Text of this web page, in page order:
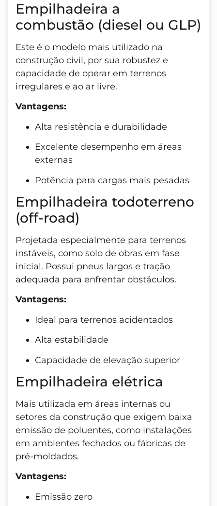
Empilhadeira a
combustão (diesel ou GLP)
Este é o modelo mais utilizado na
construção civil, por sua robustez e
capacidade de operar em terrenos
irregulares e ao ar livre.
Vantagens:
Alta resistência e durabilidade
Excelente desempenho em áreas
externas
Potência para cargas mais pesadas
Empilhadeira todoterreno
(off-road)
Projetada especialmente para terrenos
instáveis, como solo de obras em fase
inicial. Possui pneus largos e tração
adequada para enfrentar obstáculos.
Vantagens:
Ideal para terrenos acidentados
Alta estabilidade
Capacidade de elevação superior
Empilhadeira elétrica
Mais utilizada em áreas internas ou
setores da construção que exigem baixa
emissão de poluentes, como instalações
em ambientes fechados ou fábricas de
pré-moldados.
Vantagens:
Emissão zero